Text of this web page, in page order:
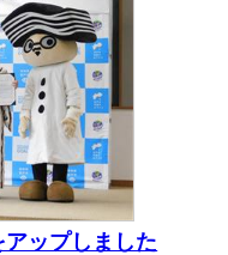
ップしました